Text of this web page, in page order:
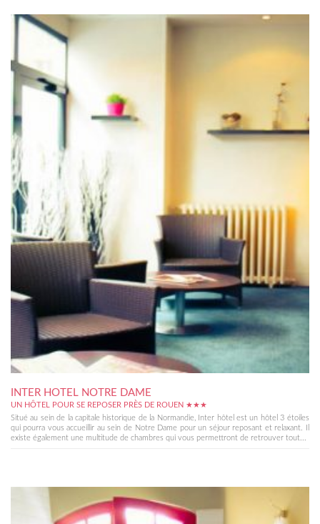
INTER HOTEL NOTRE DAME
UN HÔTEL POUR SE REPOSER PRÈS DE ROUEN ★★★
Situé au sein de la capitale historique de la Normandie, Inter hôtel est un hôtel 3 étoiles
qui pourra vous accueillir au sein de Notre Dame pour un séjour reposant et relaxant. Il
existe également une multitude de chambres qui vous permettront de retrouver tout...